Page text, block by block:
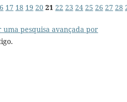
17 18 19 20 21 22 23 24 25 26 27 28
uma pesquisa avançada por